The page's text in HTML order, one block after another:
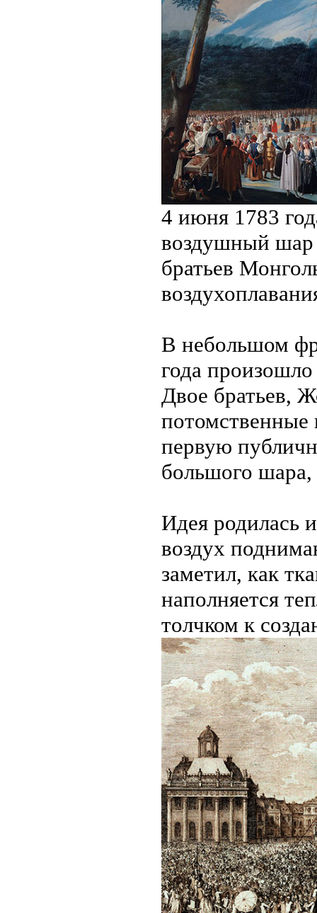
4 июня 1783
воздушный шар
братьев
В небольшом
года
Двое братьев,
первую
большого шара,
Идея родилась
воздух
заметил, как
наполняется
толчком к